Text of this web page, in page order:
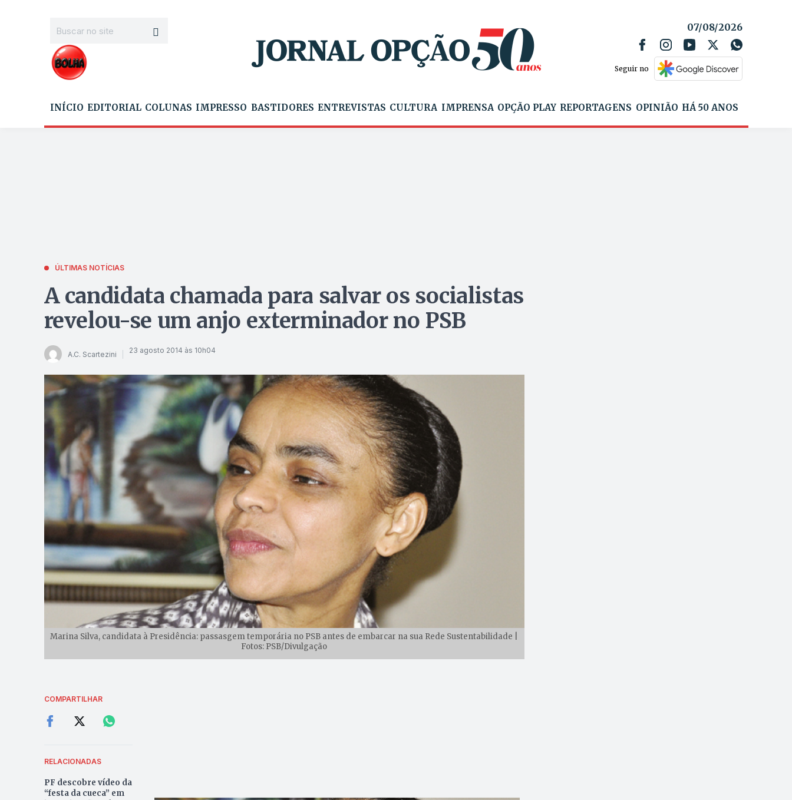
07/08/2026
Seguir no
INÍCIO EDITORIAL COLUNAS IMPRESSO BASTIDORES ENTREVISTAS CULTURA IMPRENSA OPÇÃO PLAY REPORTAGENS OPINIÃO HÁ 50 ANOS
ÚLTIMAS NOTÍCIAS
A candidata chamada para salvar os socialistas
revelou-se um anjo exterminador no PSB
A.C. Scartezini 23 agosto 2014 às 10h04
Marina Silva, candidata à Presidência: passasgem temporária no PSB antes de embarcar na sua Rede Sustentabilidade |
Fotos: PSB/Divulgação
COMPARTILHAR
RELACIONADAS
PF descobre vídeo da
“festa da cueca” em